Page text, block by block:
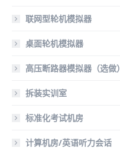
联网型轮机模拟器
桌面轮机模拟器
高压断路器模拟器（选做）
拆装实训室
标准化考试机房
计算机房/英语听力会话